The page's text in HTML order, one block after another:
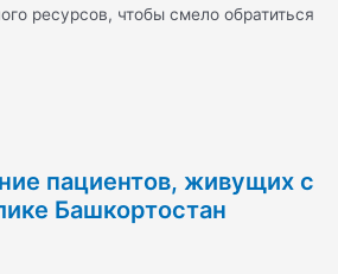
ресурсов, чтобы смело обратиться
пациентов, живущих с
Башкортостан